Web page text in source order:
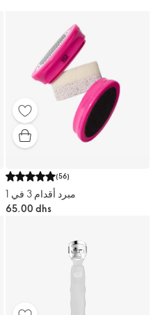
(56)
مبرد أقدام 3 في 1
65.00 dhs